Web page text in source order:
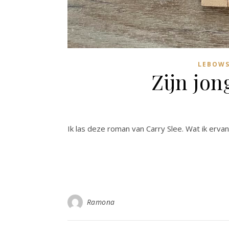
Zijn
Ik las deze roman van Carry Slee. Wat ik
Ramona